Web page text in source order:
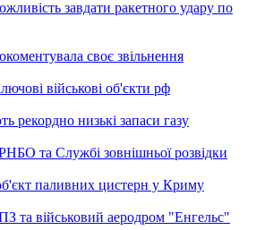
завдати ракетного удару по
своє звільнення
військові об'єкти рф
рекордно низькі запаси газу
та Службі зовнішньої розвідки
паливних цистерн у Криму
та військовий аеродром "Енгельс"